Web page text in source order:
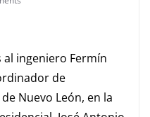
ingeniero Fermín
dinador de
Nuevo León, en la